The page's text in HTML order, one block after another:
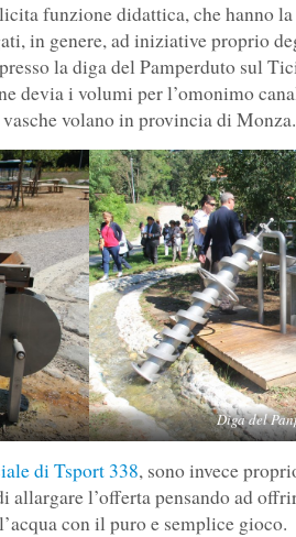
funzione didattica, che hanno
in genere, ad iniziative proprio
la diga del Pamperduto sul
devia i volumi per l’omonimo
volano in provincia di Monza.
Diga del
di Tsport 338, sono invece
l’offerta pensando ad
con il puro e semplice gioco.